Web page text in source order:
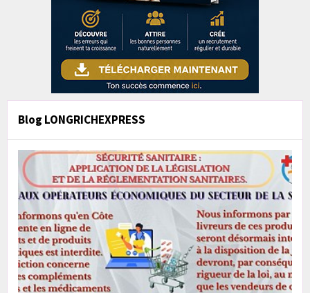
Blog LONGRICHEXPRESS